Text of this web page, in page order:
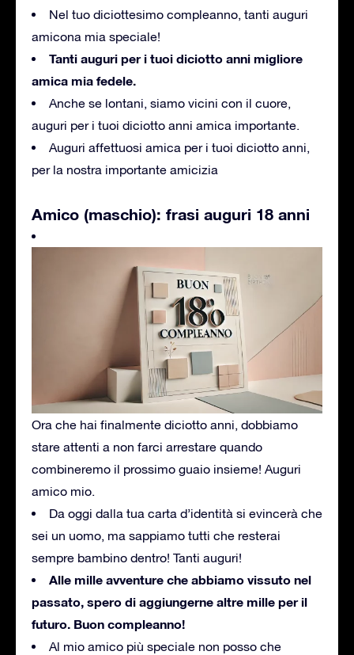
Nel tuo diciottesimo compleanno, tanti auguri
amicona mia speciale!
Tanti auguri per i tuoi diciotto anni migliore
amica mia fedele.
Anche se lontani, siamo vicini con il cuore,
auguri per i tuoi diciotto anni amica importante.
Auguri affettuosi amica per i tuoi diciotto anni,
per la nostra importante amicizia
Amico (maschio): frasi auguri 18 anni
Ora che hai finalmente diciotto anni, dobbiamo
stare attenti a non farci arrestare quando
combineremo il prossimo guaio insieme! Auguri
amico mio.
Da oggi dalla tua carta d’identità si evincerà che
sei un uomo, ma sappiamo tutti che resterai
sempre bambino dentro! Tanti auguri!
Alle mille avventure che abbiamo vissuto nel
passato, spero di aggiungerne altre mille per il
futuro. Buon compleanno!
Al mio amico più speciale non posso che